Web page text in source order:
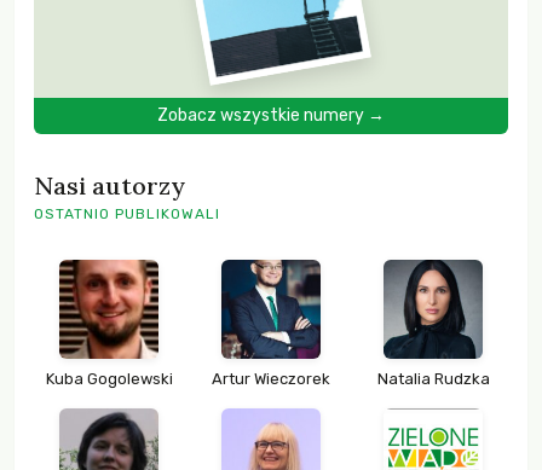
Zobacz wszystkie numery →
Nasi autorzy
OSTATNIO PUBLIKOWALI
Kuba Gogolewski Artur Wieczorek Natalia Rudzka